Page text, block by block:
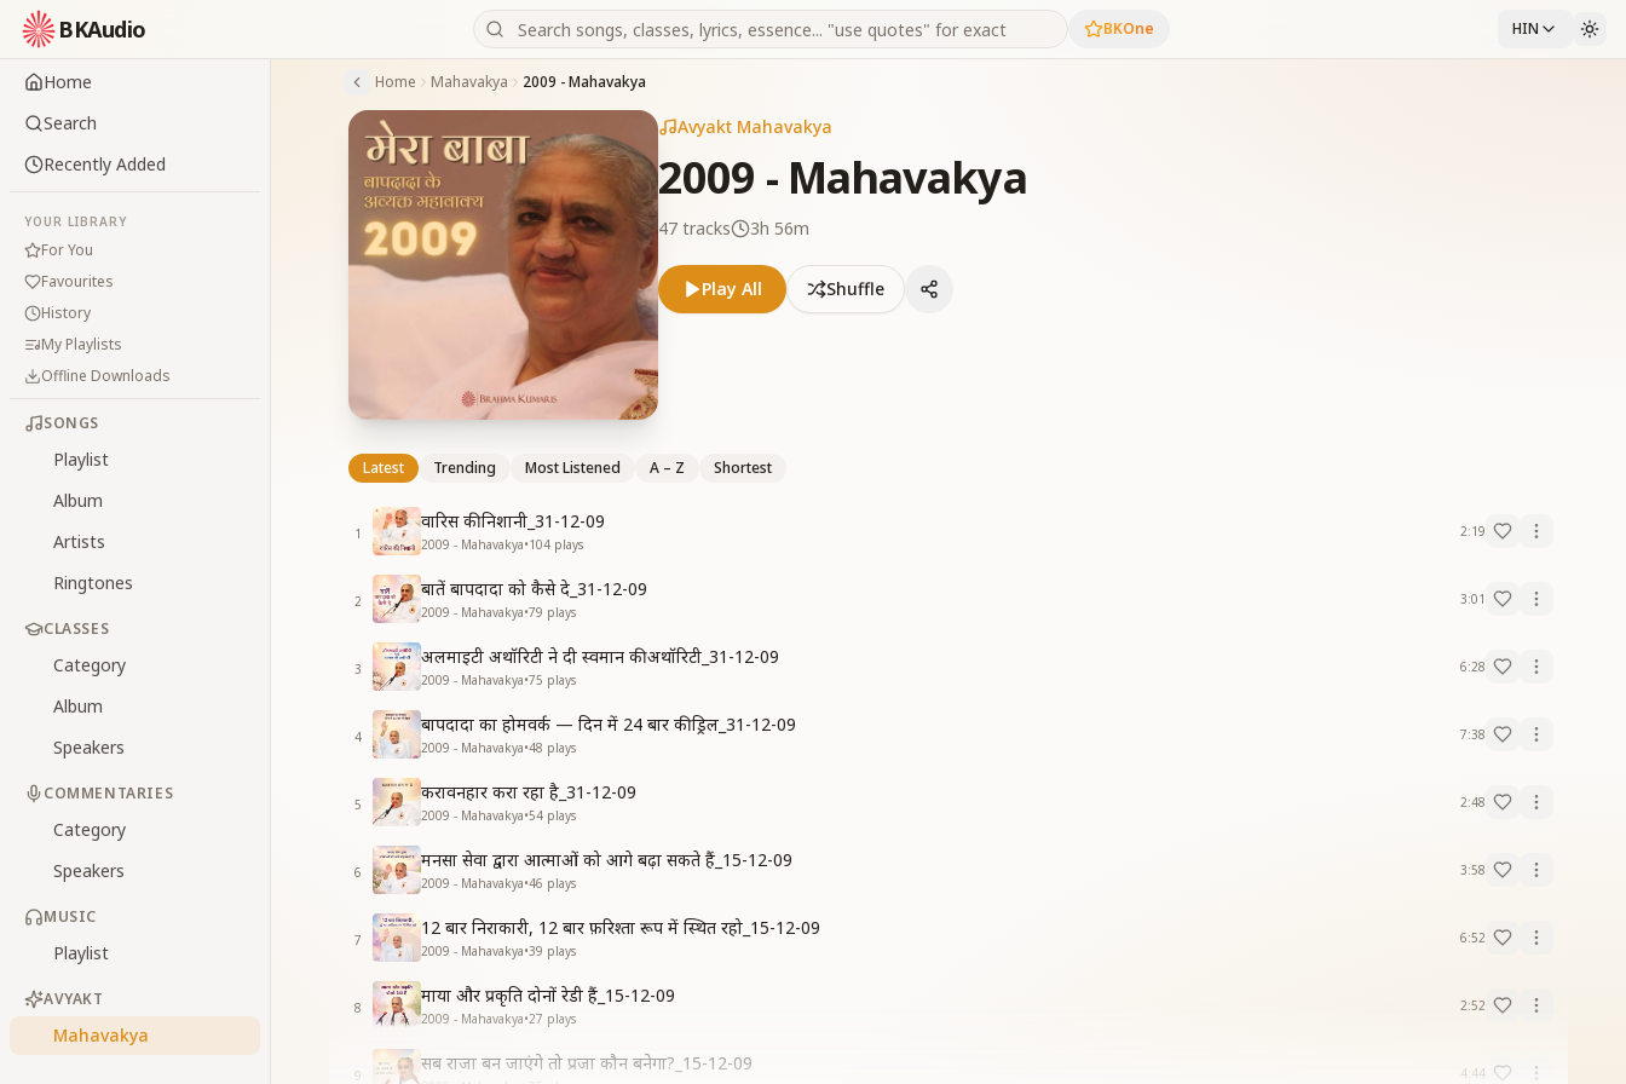
BKAudio BKOne HIN
Home
Search
Recently Added
YOUR LIBRARY
For You
Favourites
History
My Playlists
Offline Downloads
SONGS
Playlist
Album
Artists
Ringtones
CLASSES
Category
Album
Speakers
COMMENTARIES
Category
Speakers
MUSIC
Playlist
AVYAKT
Mahavakya
Home Mahavakya 2009 - Mahavakya
Avyakt Mahavakya
2009 - Mahavakya
47 tracks 3h 56m
Play All Shuffle
Latest Trending Most Listened A – Z Shortest
1
वारिस की निशानी_31-12-09
2009 - Mahavakya•104 plays
2:19
2
बातें बापदादा को कैसे दे_31-12-09
2009 - Mahavakya•79 plays
3:01
3
अलमाइटी अथॉरिटी ने दी स्वमान की अथॉरिटी_31-12-09
2009 - Mahavakya•75 plays
6:28
4
बापदादा का होमवर्क — दिन में 24 बार की ड्रिल_31-12-09
2009 - Mahavakya•48 plays
7:38
5
करावनहार करा रहा है_31-12-09
2009 - Mahavakya•54 plays
2:48
6
मनसा सेवा द्वारा आत्माओं को आगे बढ़ा सकते हैं_15-12-09
2009 - Mahavakya•46 plays
3:58
7
12 बार निराकारी, 12 बार फ़रिश्ता रूप में स्थित रहो_15-12-09
2009 - Mahavakya•39 plays
6:52
8
माया और प्रकृति दोनों रेडी हैं_15-12-09
2009 - Mahavakya•27 plays
2:52
9
सब राजा बन जाएंगे तो प्रजा कौन बनेगा?_15-12-09 4:44